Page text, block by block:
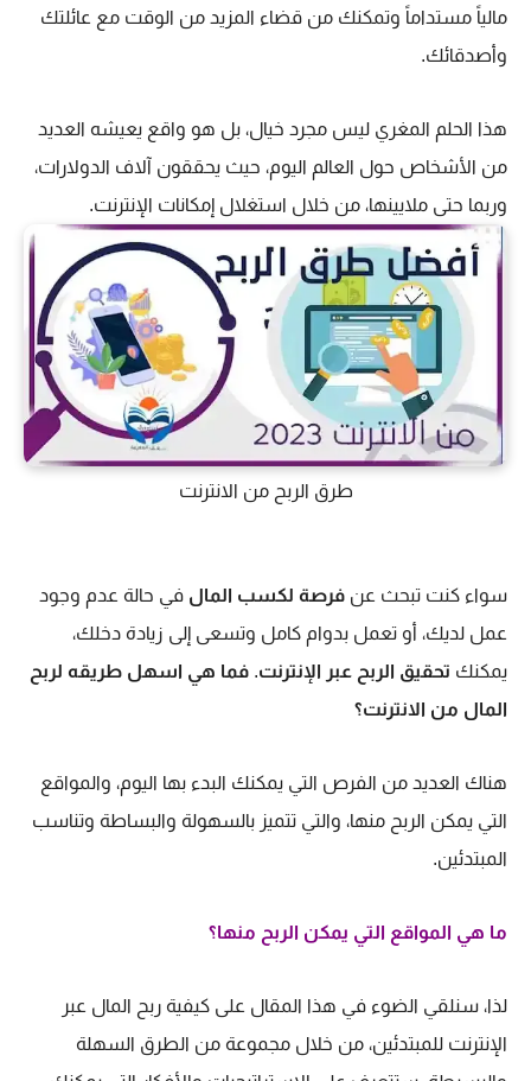
مالياً مستداماً وتمكنك من قضاء المزيد من الوقت مع عائلتك
وأصدقائك.
هذا الحلم المغري ليس مجرد خيال، بل هو واقع يعيشه العديد
من الأشخاص حول العالم اليوم، حيث يحققون آلاف الدولارات،
وربما حتى ملايينها، من خلال استغلال إمكانات الإنترنت.
طرق الربح من الانترنت
سواء كنت تبحث عن فرصة لكسب المال في حالة عدم وجود
عمل لديك، أو تعمل بدوام كامل وتسعى إلى زيادة دخلك،
يمكنك تحقيق الربح عبر الإنترنت. فما هي اسهل طريقه لربح
المال من الانترنت؟
هناك العديد من الفرص التي يمكنك البدء بها اليوم، والمواقع
التي يمكن الربح منها، والتي تتميز بالسهولة والبساطة وتناسب
المبتدئين.
ما هي المواقع التي يمكن الربح منها؟
لذا، سنلقي الضوء في هذا المقال على كيفية ربح المال عبر
الإنترنت للمبتدئين، من خلال مجموعة من الطرق السهلة